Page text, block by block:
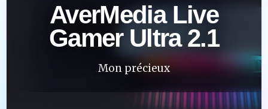
AverMedia Live
Gamer Ultra 2.1
Mon précieux